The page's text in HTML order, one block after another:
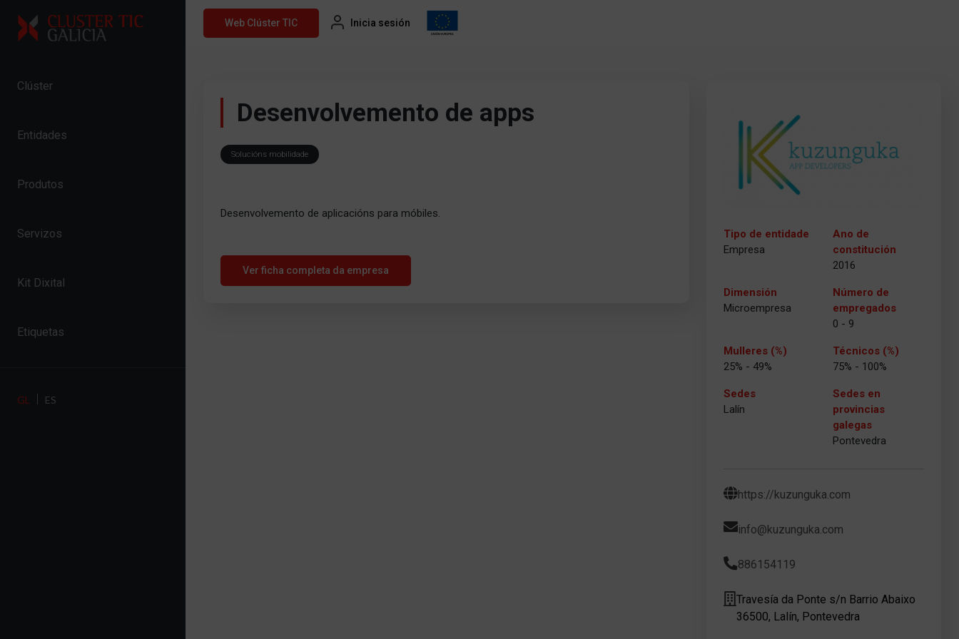
Skip to content
Clúster
Entidades
Produtos
Servizos
Kit Dixital
Etiquetas
GL ES
Web Clúster TIC Inicia sesión
Desenvolvemento de apps
Solucións mobilidade
Desenvolvemento de aplicacións para móbiles.
Ver ficha completa da empresa
Tipo de entidade
Empresa
Ano de
constitución
2016
Dimensión
Microempresa
Número de
empregados
0 - 9
Mulleres (%)
25% - 49%
Técnicos (%)
75% - 100%
Sedes
Lalín
Sedes en
provincias
galegas
Pontevedra
https://kuzunguka.com
info@kuzunguka.com
886154119
Travesía da Ponte s/n Barrio Abaixo
36500, Lalín, Pontevedra